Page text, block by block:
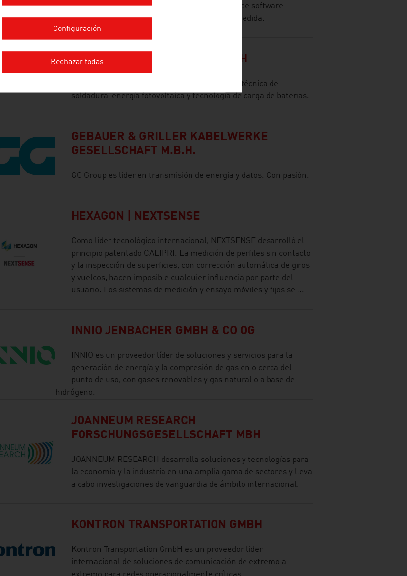
electrónicos de alta disponibilidad, soluciones de software
innovadoras y life cycle services diseñados a medida.
FRONIUS INTERNATIONAL GMBH
Fronius International opera en las áreas de la técnica de
soldadura, energía fotovoltaica y tecnología de carga de baterías.
GEBAUER & GRILLER KABELWERKE
GESELLSCHAFT M.B.H.
GG Group es líder en transmisión de energía y datos. Con pasión.
HEXAGON | NEXTSENSE
Como líder tecnológico internacional, NEXTSENSE desarrolló el
principio patentado CALIPRI. La medición de perfiles sin contacto
y la inspección de superficies, con corrección automática de giros
y vuelcos, hacen imposible cualquier influencia por parte del
usuario. Los sistemas de medición y ensayo móviles y fijos se ...
INNIO JENBACHER GMBH & CO OG
INNIO es un proveedor líder de soluciones y servicios para la
generación de energía y la compresión de gas en o cerca del
punto de uso, con gases renovables y gas natural o a base de
hidrógeno.
JOANNEUM RESEARCH
FORSCHUNGSGESELLSCHAFT MBH
JOANNEUM RESEARCH desarrolla soluciones y tecnologías para
la economía y la industria en una amplia gama de sectores y lleva
a cabo investigaciones de vanguardia de ámbito internacional.
KONTRON TRANSPORTATION GMBH
Kontron Transportation GmbH es un proveedor líder
internacional de soluciones de comunicación de extremo a
extremo para redes operacionalmente críticas.
Configuración
Rechazar todas